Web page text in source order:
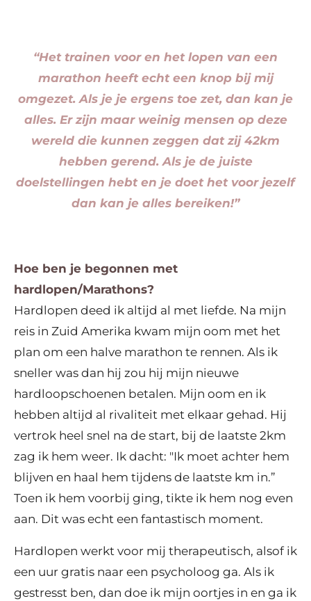
“Het trainen voor en het lopen van een
marathon heeft echt een knop bij mij
omgezet. Als je je ergens toe zet, dan kan je
alles. Er zijn maar weinig mensen op deze
wereld die kunnen zeggen dat zij 42km
hebben gerend. Als je de juiste
doelstellingen hebt en je doet het voor jezelf
dan kan je alles bereiken!”
Hoe ben je begonnen met
hardlopen/Marathons?
Hardlopen deed ik altijd al met liefde. Na mijn
reis in Zuid Amerika kwam mijn oom met het
plan om een halve marathon te rennen. Als ik
sneller was dan hij zou hij mijn nieuwe
hardloopschoenen betalen. Mijn oom en ik
hebben altijd al rivaliteit met elkaar gehad. Hij
vertrok heel snel na de start, bij de laatste 2km
zag ik hem weer. Ik dacht: "Ik moet achter hem
blijven en haal hem tijdens de laatste km in.”
Toen ik hem voorbij ging, tikte ik hem nog even
aan. Dit was echt een fantastisch moment.
Hardlopen werkt voor mij therapeutisch, alsof ik
een uur gratis naar een psycholoog ga. Als ik
gestresst ben, dan doe ik mijn oortjes in en ga ik